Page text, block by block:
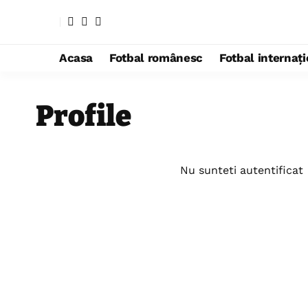
Acasa Fotbal românesc Fotbal
Profile
Nu sunteti autentificat